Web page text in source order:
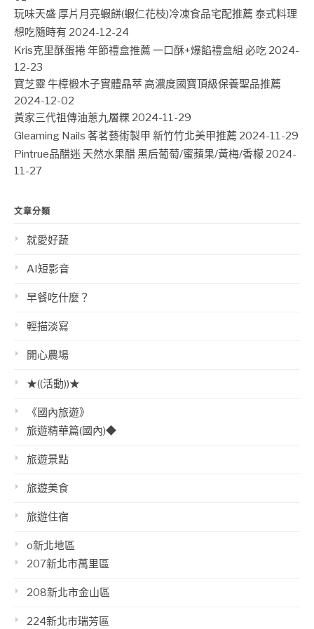
玩味天盛 厚片月亮蝦餅(蝦仁花枝)冷凍食品宅配推薦 泰式料理
想吃隨時有 2024-12-24
Kris克里酥蛋捲 年節禮盒推薦 一口酥+爆餡禮盒組 必吃 2024-
12-23
寶芝靈 牛樟椴木子實體晶萃 高濃度國寶頂級保養聖品推薦
2024-12-02
黃家三代祖傳油蔥九層粿 2024-11-29
Gleaming Nails 茖茗藝術製甲 新竹竹北美甲推薦 2024-11-29
Pintrue品醋迷 天然水果醋 黑后葡萄/蜜蘋果/黃梅/香檬 2024-
11-27
文章分類
就愛好蔬
AI短影音
早餐吃什麼？
輕描淡寫
開心農場
★((活動))★
《國內旅遊》
旅遊精華篇(國內)◆
旅遊景點
旅遊美食
旅遊住宿
o新北地區
207新北市萬里區
208新北市金山區
224新北市瑞芳區